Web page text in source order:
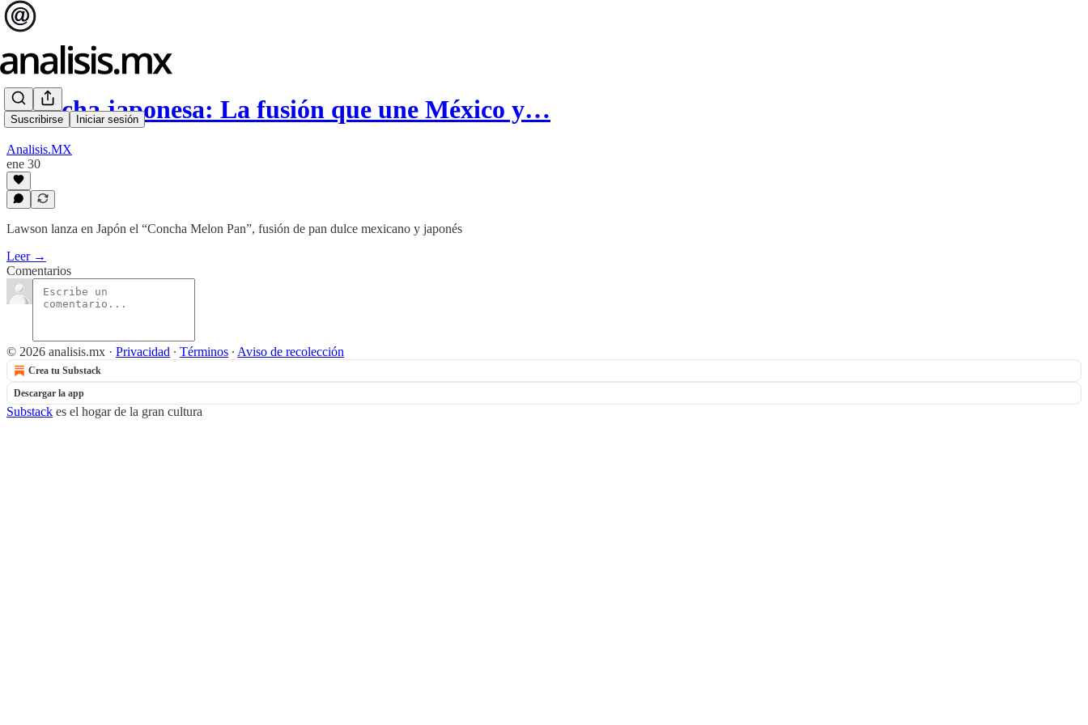
Suscribirse Iniciar sesión
¡Concha japonesa: La fusión que une México y…
Analisis.MX
ene 30
Lawson lanza en Japón el “Concha Melon Pan”, fusión de pan dulce mexicano y japonés
Leer →
Comentarios
© 2026 analisis.mx · Privacidad ∙ Términos ∙ Aviso de recolección
Crea tu Substack
Descargar la app
Substack es el hogar de la gran cultura